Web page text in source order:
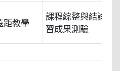
距教學
課程綜整與結論暨
習成果測驗